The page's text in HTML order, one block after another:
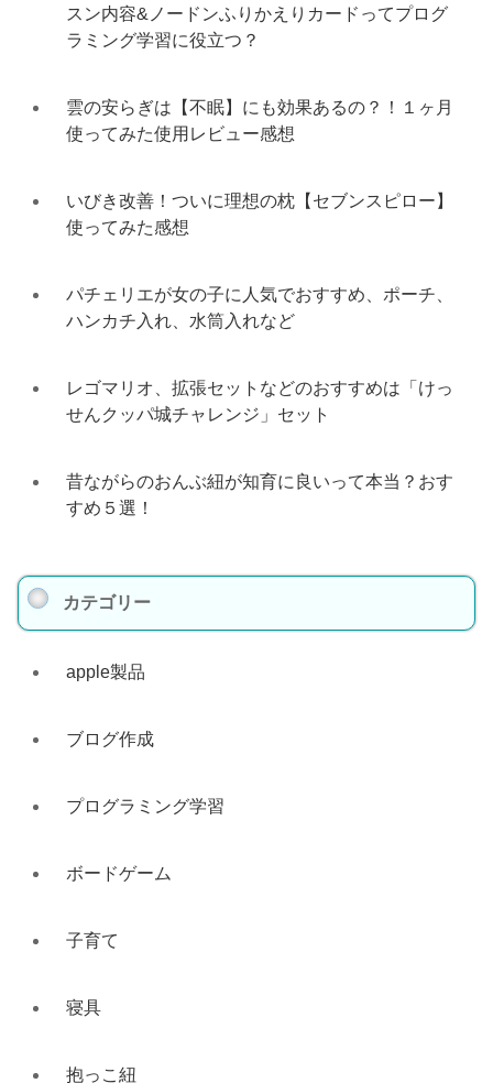
スン内容&ノードンふりかえりカードってプログ
ラミング学習に役立つ？
雲の安らぎは【不眠】にも効果あるの？！１ヶ月
使ってみた使用レビュー感想
いびき改善！ついに理想の枕【セブンスピロー】
使ってみた感想
パチェリエが女の子に人気でおすすめ、ポーチ、
ハンカチ入れ、水筒入れなど
レゴマリオ、拡張セットなどのおすすめは「けっ
せんクッパ城チャレンジ」セット
昔ながらのおんぶ紐が知育に良いって本当？おす
すめ５選！
カテゴリー
apple製品
ブログ作成
プログラミング学習
ボードゲーム
子育て
寝具
抱っこ紐